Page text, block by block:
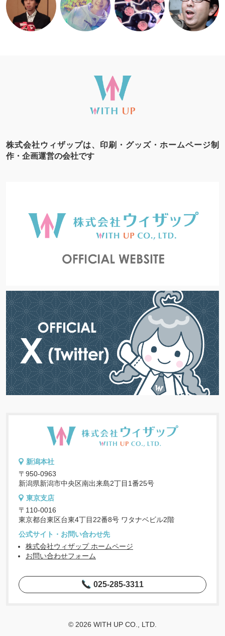
株式会社ウィザップは、印刷・グッズ・ホームページ制
作・企画運営の会社です
新潟本社
〒950-0963
新潟県新潟市中央区南出来島2丁目1番25号
東京支店
〒110-0016
東京都台東区台東4丁目22番8号 ワタナベビル2階
公式サイト・お問い合わせ先
株式会社ウィザップ ホームページ
お問い合わせフォーム
025-285-3311
© 2026 WITH UP CO., LTD.